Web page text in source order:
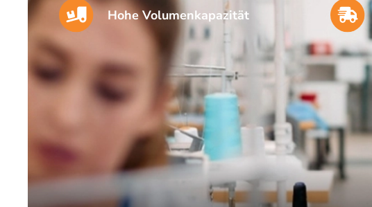
Hohe Volumenkapazität